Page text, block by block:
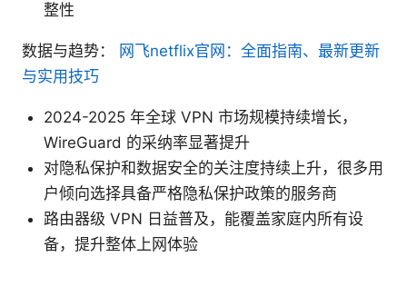
整性
数据与趋势：
网飞netflix官网：全面指南、最新更新
与实用技巧
2024-2025 年全球 VPN 市场规模持续增长，
WireGuard 的采纳率显著提升
对隐私保护和数据安全的关注度持续上升，很多用
户倾向选择具备严格隐私保护政策的服务商
路由器级 VPN 日益普及，能覆盖家庭内所有设
备，提升整体上网体验